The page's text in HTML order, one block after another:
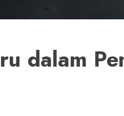
dalam